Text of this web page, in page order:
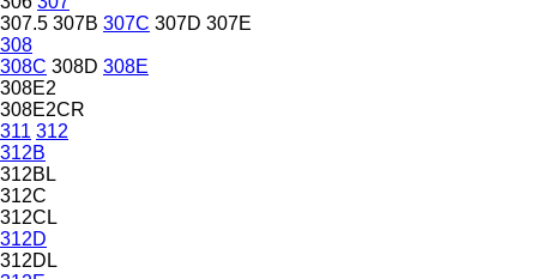
307.5 307B 307C 307D 307E
308
308C 308D 308E
308E2
308E2CR
311 312
312B
312BL
312C
312CL
312D
312DL